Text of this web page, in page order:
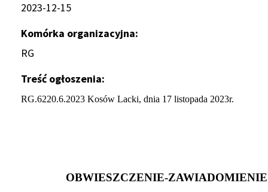
2023-12-15
Komórka organizacyjna
RG
Treść ogłoszenia
RG.6220.6.2023 Kosów Lacki, dnia 17 listopada 2023r.
OBWIESZCZENIE-ZAWIADOMIENIE